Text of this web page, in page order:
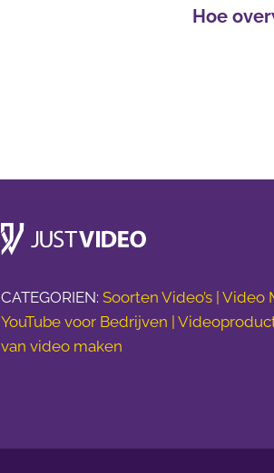
Hoe
CATEGORIEN:Soorten Video’s |Video
YouTube voor Bedrijven |
van video maken